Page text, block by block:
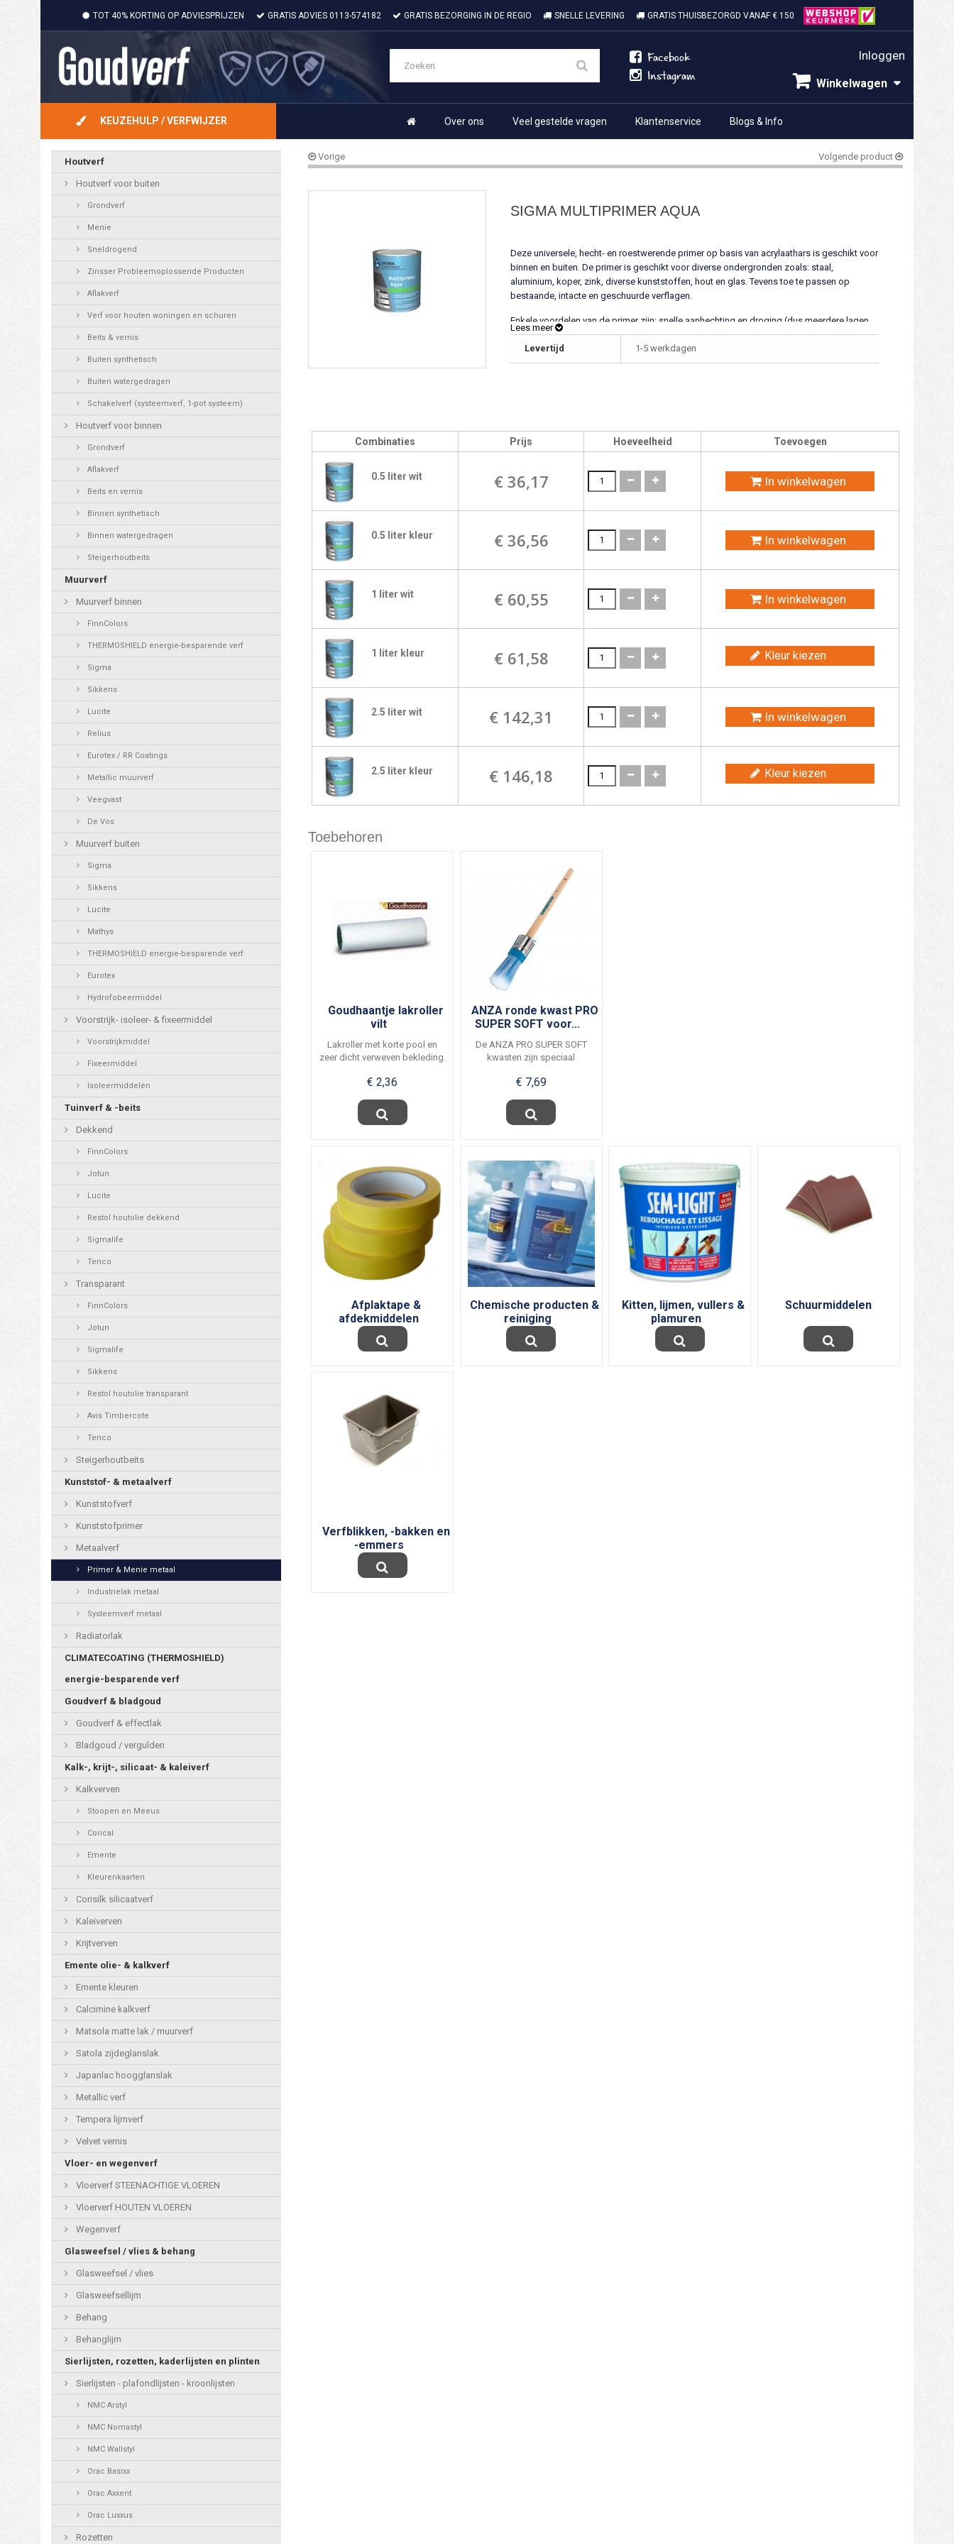
TOT 40% KORTING OP ADVIESPRIJZEN GRATIS ADVIES 0113-574182 GRATIS BEZORGING IN DE REGIO SNELLE LEVERING GRATIS THUISBEZORGD VANAF € 150
Facebook
Instagram
Inloggen
Winkelwagen
KEUZEHULP / VERFWIJZER Over ons Veel gestelde vragen Klantenservice Blogs & Info
Houtverf
Houtverf voor buiten
Grondverf
Menie
Sneldrogend
Zinsser Probleemoplossende Producten
Aflakverf
Verf voor houten woningen en schuren
Beits & vernis
Buiten synthetisch
Buiten watergedragen
Schakelverf (systeemverf, 1-pot systeem)
Houtverf voor binnen
Grondverf
Aflakverf
Beits en vernis
Binnen synthetisch
Binnen watergedragen
Steigerhoutbeits
Muurverf
Muurverf binnen
FinnColors
THERMOSHIELD energie-besparende verf
Sigma
Sikkens
Lucite
Relius
Eurotex / RR Coatings
Metallic muurverf
Veegvast
De Vos
Muurverf buiten
Sigma
Sikkens
Lucite
Mathys
THERMOSHIELD energie-besparende verf
Eurotex
Hydrofobeermiddel
Voorstrijk- isoleer- & fixeermiddel
Voorstrijkmiddel
Fixeermiddel
Isoleermiddelen
Tuinverf & -beits
Dekkend
FinnColors
Jotun
Lucite
Restol houtolie dekkend
Sigmalife
Tenco
Transparant
FinnColors
Jotun
Sigmalife
Sikkens
Restol houtolie transparant
Avis Timbercote
Tenco
Steigerhoutbeits
Kunststof- & metaalverf
Kunststofverf
Kunststofprimer
Metaalverf
Primer & Menie metaal
Industrielak metaal
Systeemverf metaal
Radiatorlak
CLIMATECOATING (THERMOSHIELD)
energie-besparende verf
Goudverf & bladgoud
Goudverf & effectlak
Bladgoud / vergulden
Kalk-, krijt-, silicaat- & kaleiverf
Kalkverven
Stoopen en Meeus
Corical
Emente
Kleurenkaarten
Corisilk silicaatverf
Kaleiverven
Krijtverven
Emente olie- & kalkverf
Emente kleuren
Calcimine kalkverf
Matsola matte lak / muurverf
Satola zijdeglanslak
Japanlac hoogglanslak
Metallic verf
Tempera lijmverf
Velvet vernis
Vloer- en wegenverf
Vloerverf STEENACHTIGE VLOEREN
Vloerverf HOUTEN VLOEREN
Wegenverf
Glasweefsel / vlies & behang
Glasweefsel / vlies
Glasweefsellijm
Behang
Behanglijm
Sierlijsten, rozetten, kaderlijsten en plinten
Sierlijsten - plafondlijsten - kroonlijsten
NMC Arstyl
NMC Nomastyl
NMC Wallstyl
Orac Basixx
Orac Axxent
Orac Luxxus
Rozetten
Vorige Volgende product
SIGMA MULTIPRIMER AQUA
Deze universele, hecht- en roestwerende primer op basis van acrylaathars is geschikt voor
binnen en buiten. De primer is geschikt voor diverse ondergronden zoals: staal,
aluminium, koper, zink, diverse kunststoffen, hout en glas. Tevens toe te passen op
bestaande, intacte en geschuurde verflagen.
Enkele voordelen van de primer zijn: snelle aanhechting en droging (dus meerdere lagen
op één dag aan te brengen), mooie vloei, goede dekking en corosiewerend.
Lees meer
Levertijd
1-5 werkdagen
Combinaties Prijs Hoeveelheid Toevoegen
0.5 liter wit € 36,17 In winkelwagen
0.5 liter kleur € 36,56 In winkelwagen
1 liter wit € 60,55 In winkelwagen
1 liter kleur € 61,58 Kleur kiezen
2.5 liter wit € 142,31 In winkelwagen
2.5 liter kleur € 146,18 Kleur kiezen
Toebehoren
Goudhaantje lakroller
vilt
Lakroller met korte pool en
zeer dicht verweven bekleding.
€ 2,36
ANZA ronde kwast PRO
SUPER SOFT voor...
De ANZA PRO SUPER SOFT
kwasten zijn speciaal
€ 7,69
Afplaktape &
afdekmiddelen
Chemische producten &
reiniging
Kitten, lijmen, vullers &
plamuren
Schuurmiddelen
Verfblikken, -bakken en
-emmers